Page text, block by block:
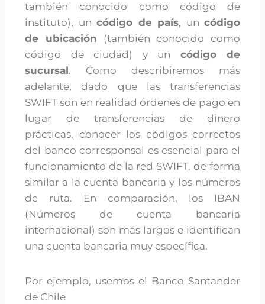
también conocido como código de
instituto), un código de país, un código
de ubicación (también conocido como
código de ciudad) y un código de
sucursal. Como describiremos más
adelante, dado que las transferencias
SWIFT son en realidad órdenes de pago en
lugar de transferencias de dinero
prácticas, conocer los códigos correctos
del banco corresponsal es esencial para el
funcionamiento de la red SWIFT, de forma
similar a la cuenta bancaria y los números
de ruta. En comparación, los IBAN
(Números de cuenta bancaria
internacional) son más largos e identifican
una cuenta bancaria muy específica.
Por ejemplo, usemos el Banco Santander
de Chile